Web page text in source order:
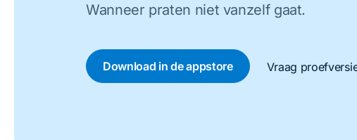
Wanneer praten niet vanzelf gaat.
Download in de appstore Vraag